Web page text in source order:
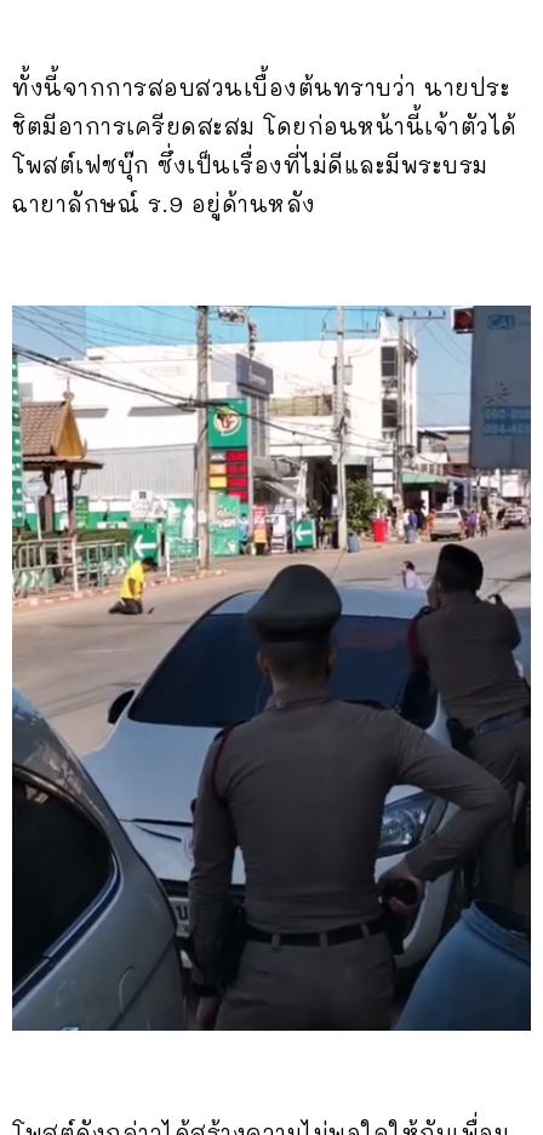
ทั้งนี้จากการสอบสวนเบื้องต้นทราบว่า นายประ
ชิตมีอาการเครียดสะสม โดยก่อนหน้านี้เจ้าตัวได้
โพสต์เฟซบุ๊ก ซึ่งเป็นเรื่องที่ไม่ดีและมีพระบรม
ฉายาลักษณ์ ร.9 อยู่ด้านหลัง